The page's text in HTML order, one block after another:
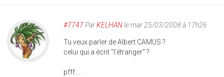
#7747ParKELHANle mar 25/03/2008 à 17h26
Tu veux parler de Albert CAMUS ?
celui qui a écrit "l'étranger" ?
pfff....